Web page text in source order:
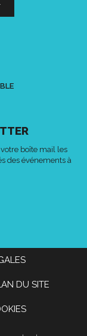
boîte mail les
des événements à
DU SITE